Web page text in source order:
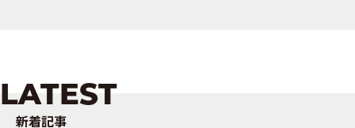
LATEST
新着記事